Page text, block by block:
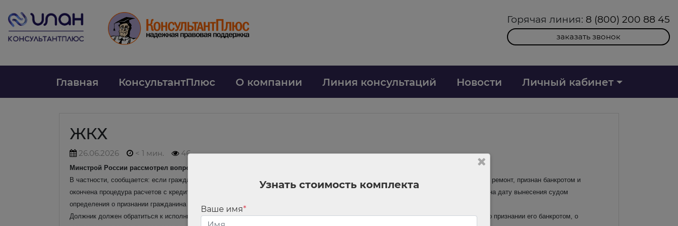
Горячая линия: 8 (800) 200 88 45
заказать звонок
Главная КонсультантПлюс О компании Линия консультаций Новости Личный кабинет
ЖКХ
26.06.2026 < 1 мин. 46
Минстрой России рассмотрел вопрос о задолженности по коммунальным платежам
В частности, сообщается: если гражданин, имеющий задолженность по оплате жилищно-коммунальных услуг, взносов на капитальный ремонт, признан банкротом и
окончена процедура расчетов с кредиторами, то его обязательства по выплате долга за жилищно-коммунальные услуги по состоянию на дату вынесения судом
определения о признании гражданина банкротом считаются прекратившимися.
Должник должен обратиться к исполнителю услуг с заявлением о списании задолженности, приложив к заявлению определения суда о признании его банкротом, о
Узнать стоимость комплекта
Ваше имя*